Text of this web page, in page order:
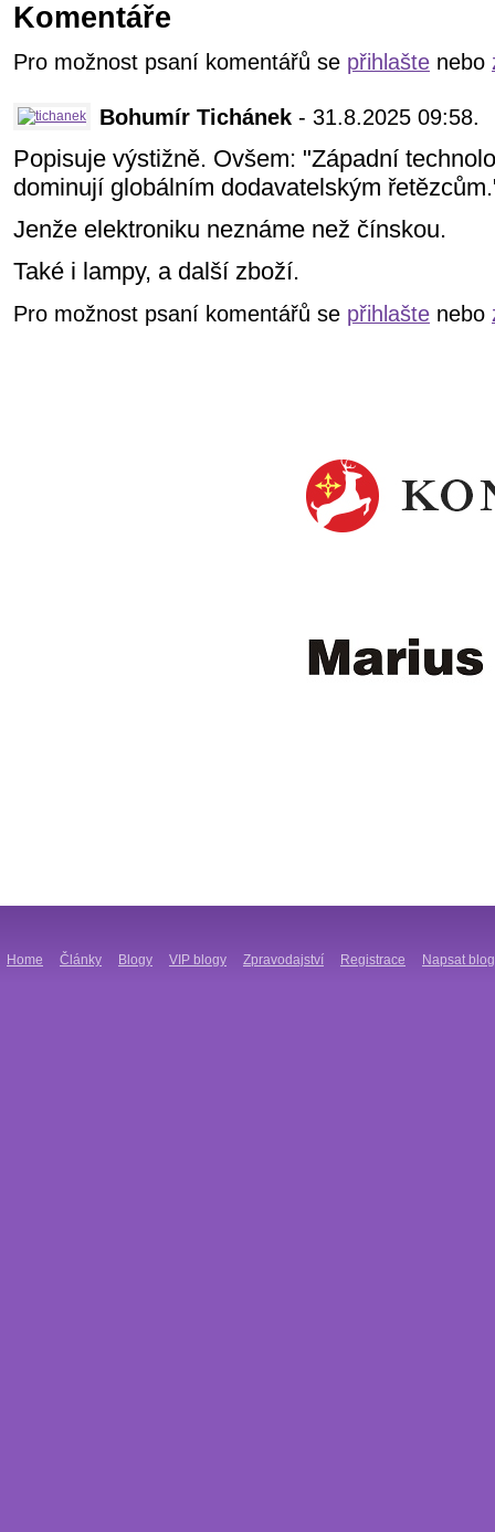
Komentáře
Pro možnost psaní komentářů se přihlašte nebo
Bohumír Tichánek - 31.8.2025 09:58.
Popisuje výstižně. Ovšem: "Západní
dominují globálním dodavatelským
Jenže elektroniku neznáme než čínskou.
Také i lampy, a další zboží.
Pro možnost psaní komentářů se přihlašte nebo
Home Články Blogy VIP blogy Zpravodajství Registrace Napsat blog